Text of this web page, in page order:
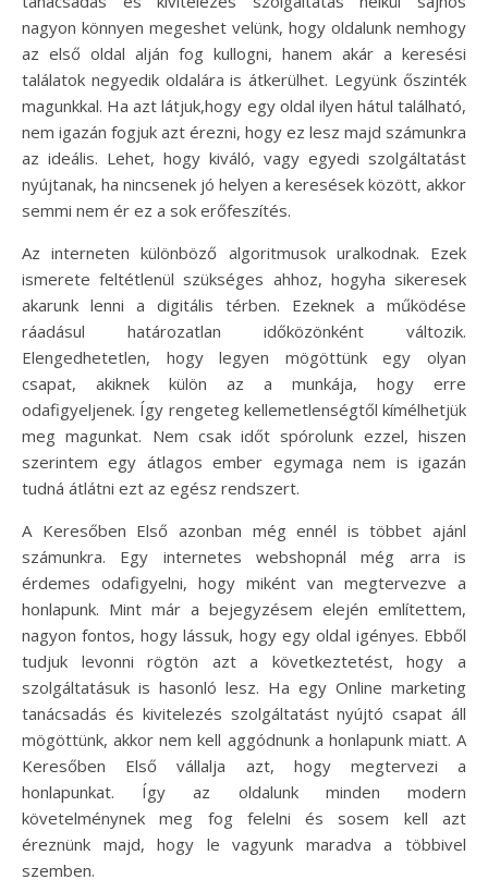
nagyon könnyen megeshet velünk, hogy oldalunk nemhogy
az első oldal alján fog kullogni, hanem akár a keresési
találatok negyedik oldalára is átkerülhet. Legyünk őszinték
magunkkal. Ha azt látjuk,hogy egy oldal ilyen hátul található,
nem igazán fogjuk azt érezni, hogy ez lesz majd számunkra
az ideális. Lehet, hogy kiváló, vagy egyedi szolgáltatást
nyújtanak, ha nincsenek jó helyen a keresések között, akkor
semmi nem ér ez a sok erőfeszítés.
Az interneten különböző algoritmusok uralkodnak. Ezek
ismerete feltétlenül szükséges ahhoz, hogyha sikeresek
akarunk lenni a digitális térben. Ezeknek a működése
ráadásul határozatlan időközönként változik.
Elengedhetetlen, hogy legyen mögöttünk egy olyan
csapat, akiknek külön az a munkája, hogy erre
odafigyeljenek. Így rengeteg kellemetlenségtől kímélhetjük
meg magunkat. Nem csak időt spórolunk ezzel, hiszen
szerintem egy átlagos ember egymaga nem is igazán
tudná átlátni ezt az egész rendszert.
A Keresőben Első azonban még ennél is többet ajánl
számunkra. Egy internetes webshopnál még arra is
érdemes odafigyelni, hogy miként van megtervezve a
honlapunk. Mint már a bejegyzésem elején említettem,
nagyon fontos, hogy lássuk, hogy egy oldal igényes. Ebből
tudjuk levonni rögtön azt a következtetést, hogy a
szolgáltatásuk is hasonló lesz. Ha egy Online marketing
tanácsadás és kivitelezés szolgáltatást nyújtó csapat áll
mögöttünk, akkor nem kell aggódnunk a honlapunk miatt. A
Keresőben Első vállalja azt, hogy megtervezi a
honlapunkat. Így az oldalunk minden modern
követelménynek meg fog felelni és sosem kell azt
éreznünk majd, hogy le vagyunk maradva a többivel
szemben.